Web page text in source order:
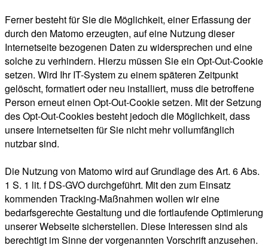
Ferner besteht für Sie die Möglichkeit, einer Erfassung der
durch den Matomo erzeugten, auf eine Nutzung dieser
Internetseite bezogenen Daten zu widersprechen und eine
solche zu verhindern. Hierzu müssen Sie ein Opt-Out-Cookie
setzen. Wird Ihr IT-System zu einem späteren Zeitpunkt
gelöscht, formatiert oder neu installiert, muss die betroffene
Person erneut einen Opt-Out-Cookie setzen. Mit der Setzung
des Opt-Out-Cookies besteht jedoch die Möglichkeit, dass
unsere Internetseiten für Sie nicht mehr vollumfänglich
nutzbar sind.
Die Nutzung von Matomo wird auf Grundlage des Art. 6 Abs.
1 S. 1 lit. f DS-GVO durchgeführt. Mit den zum Einsatz
kommenden Tracking-Maßnahmen wollen wir eine
bedarfsgerechte Gestaltung und die fortlaufende Optimierung
unserer Webseite sicherstellen. Diese Interessen sind als
berechtigt im Sinne der vorgenannten Vorschrift anzusehen.